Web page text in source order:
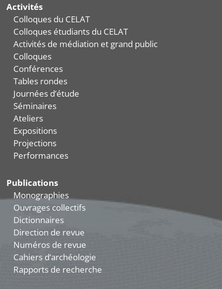
Activités
Colloques du CELAT
Colloques étudiants du CELAT
Activités de médiation et grand public
Colloques
Conférences
Tables rondes
Journées d’étude
Séminaires
Ateliers
Expositions
Projections
Performances
Publications
Monographies
Ouvrages collectifs
Dictionnaires
Direction de revue
Numéros de revue
Cahiers d’archéologie
Rapports de recherche